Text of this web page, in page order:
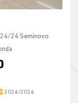
24/24 Seminovo
2024/2024